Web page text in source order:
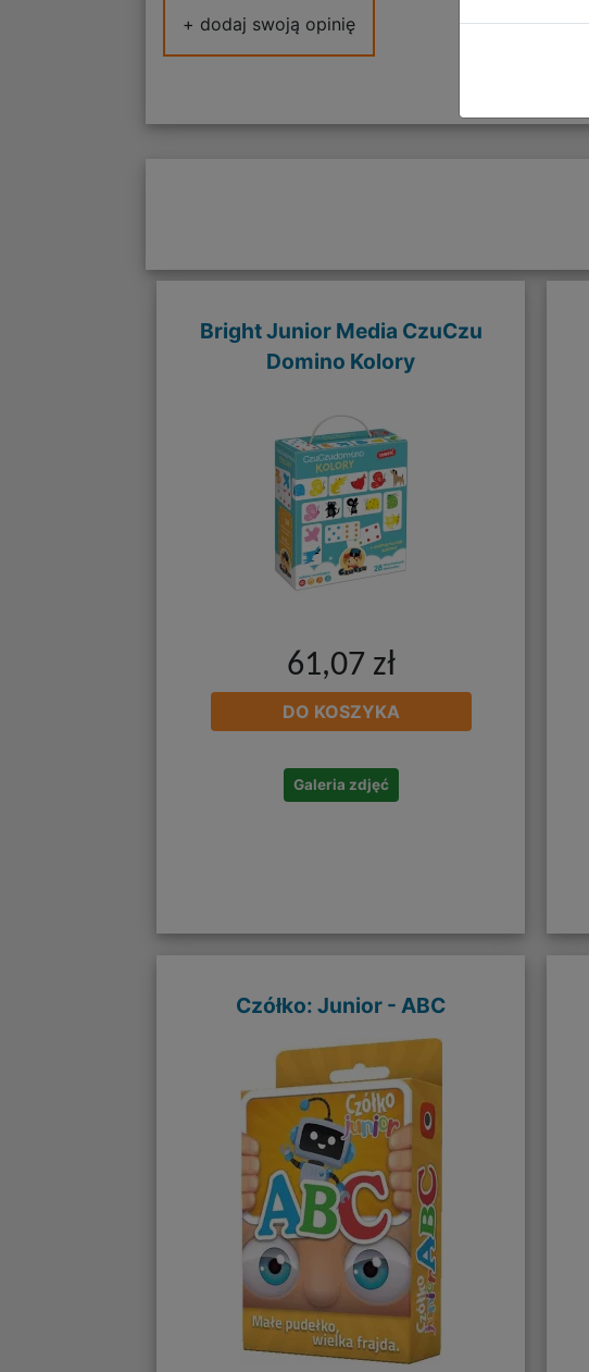
+ dodaj swoją opinię
Bright Junior Media CzuCzu
Domino Kolory
61,07 zł
DO KOSZYKA
Galeria zdjęć
Czółko: Junior - ABC